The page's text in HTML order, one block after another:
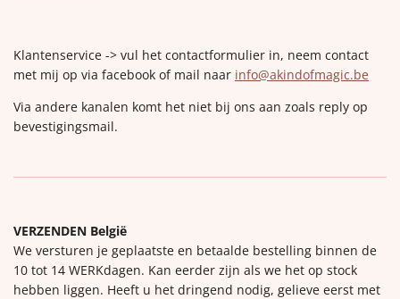
Klantenservice -> vul het contactformulier in, neem contact
met mij op via facebook of mail naar info@akindofmagic.be
Via andere kanalen komt het niet bij ons aan zoals reply op
bevestigingsmail.
VERZENDEN België
We versturen je geplaatste en betaalde bestelling binnen de
10 tot 14 WERKdagen. Kan eerder zijn als we het op stock
hebben liggen. Heeft u het dringend nodig, gelieve eerst met